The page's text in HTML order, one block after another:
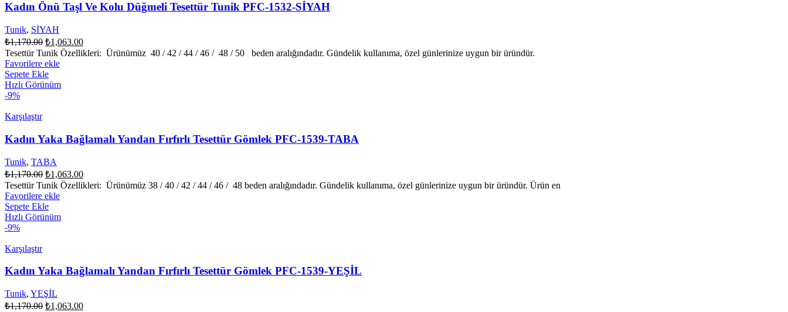
Kadın Önü Taşl Ve Kolu Düğmeli Tesettür Tunik PFC-1532-SİYAH
Tunik, SİYAH
₺1,170.00 Orijinal
fiyat:
₺1,170.00.
₺1,063.00Şu
andaki
Tesettür Tunik Özellikleri: Ürünümüz 40 / 42 / 44 / 46 / 48 / 50 beden aralığındadır. Gündelik kullanıma, özel günlerinize uygun bir üründür.
Favorilere ekle
Sepete Ekle
Hızlı Görünüm
-9%
Karşılaştır
Kadın Yaka Bağlamalı Yandan Fırfırlı Tesettür Gömlek PFC-1539-TABA
Tunik, TABA
₺1,170.00 Orijinal
fiyat:
₺1,170.00.
₺1,063.00Şu
andaki
Tesettür Tunik Özellikleri: Ürünümüz 38 / 40 / 42 / 44 / 46 / 48 beden aralığındadır. Gündelik kullanıma, özel günlerinize uygun bir üründür. Ürün en
Favorilere ekle
Sepete Ekle
Hızlı Görünüm
-9%
Karşılaştır
Kadın Yaka Bağlamalı Yandan Fırfırlı Tesettür Gömlek PFC-1539-YEŞİL
Tunik, YEŞİL
₺1,170.00 Orijinal
₺1,063.00Şu